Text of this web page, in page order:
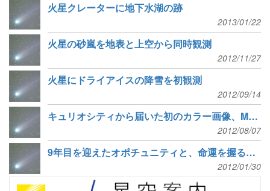
火星クレーターに地下水湖の跡
2013/01/22
火星の砂嵐を地表と上空から同時観測
2012/11/27
火星にドライアイスの降雪を初観測
2012/09/14
キュリオシティから届いた初のカラー画像、MROは降下のようすを撮影
2012/08/07
9年目を迎えたオポチュニティと、命運を握る火星の風が織り成す模様
2012/01/30